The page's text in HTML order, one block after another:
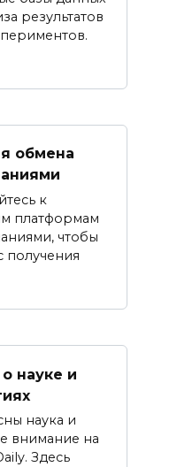
результатов
обмена
к
платформам
чтобы
получения
науке и
наука и
внимание на
Здесь